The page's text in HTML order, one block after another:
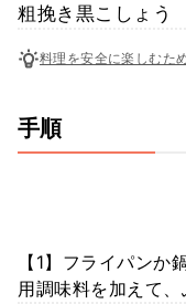
粗挽き黒こしょう
料理を安全に楽しむた
手順
【1】フライパンか
用調味料を加えて、